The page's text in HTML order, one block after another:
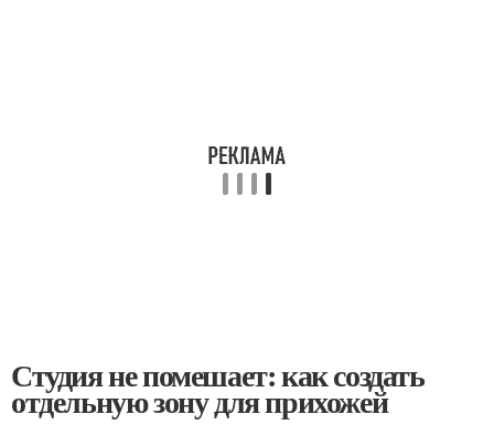
Студия не помешает: как создать
отдельную зону для прихожей